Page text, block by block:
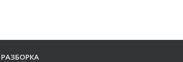
РАЗБОРКА